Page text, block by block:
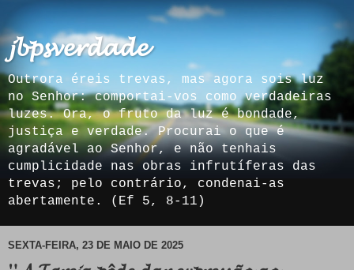
𝓳𝓫𝓹𝓼𝓿𝓮𝓻𝓭𝓪𝓭𝓮
Outrora éreis trevas, mas agora sois luz
no Senhor: comportai-vos como verdadeiras
luzes. Ora, o fruto da luz é bondade,
justiça e verdade. Procurai o que é
agradável ao Senhor, e não tenhais
cumplicidade nas obras infrutíferas das
trevas; pelo contrário, condenai-as
abertamente. (Ef 5, 8-11)
SEXTA-FEIRA, 23 DE MAIO DE 2025